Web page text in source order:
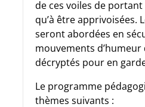
de ces voiles de
qu’à être apprivoisées.
seront abordées en
mouvements
décryptés pour en
Le programme
thèmes suivants :